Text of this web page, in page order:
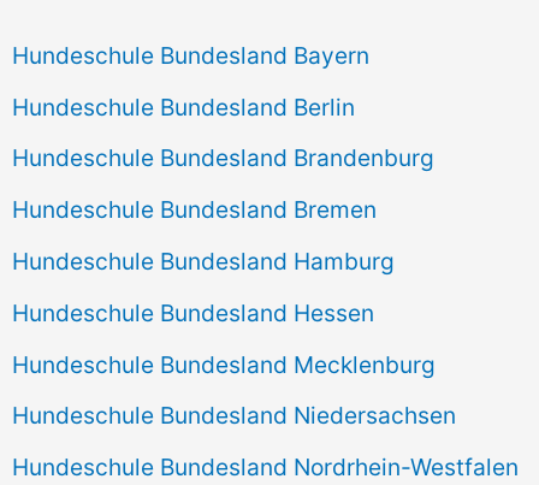
Hundeschule Bundesland Bayern
Hundeschule Bundesland Berlin
Hundeschule Bundesland Brandenburg
Hundeschule Bundesland Bremen
Hundeschule Bundesland Hamburg
Hundeschule Bundesland Hessen
Hundeschule Bundesland Mecklenburg
Hundeschule Bundesland Niedersachsen
Hundeschule Bundesland Nordrhein-Westfalen